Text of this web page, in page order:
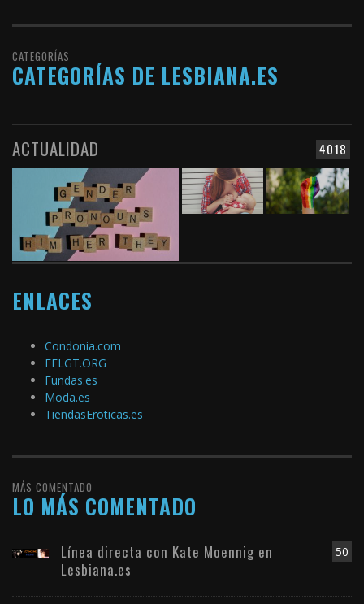
CATEGORÍAS
CATEGORÍAS DE LESBIANA.ES
4018
ACTUALIDAD
ENLACES
Condonia.com
FELGT.ORG
Fundas.es
Moda.es
TiendasEroticas.es
MÁS COMENTADO
LO MÁS COMENTADO
50
Línea directa con Kate Moennig en
Lesbiana.es